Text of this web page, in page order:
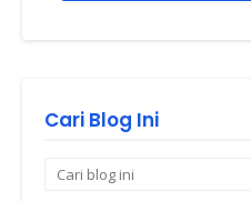
Cari Blog Ini